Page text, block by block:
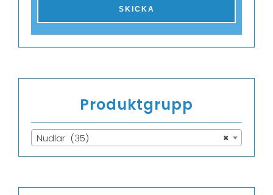
Produktgrupp
×
Nudlar (35)